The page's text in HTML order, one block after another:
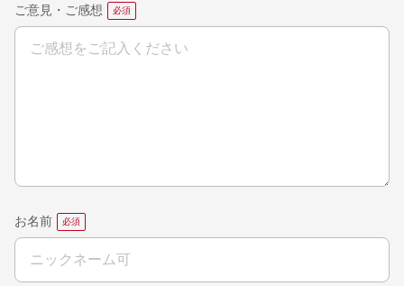
ご意見・ご感想
お名前